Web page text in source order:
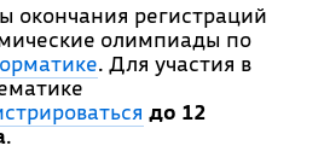
окончания регистраций
олимпиады по
. Для участия в
до 12
.